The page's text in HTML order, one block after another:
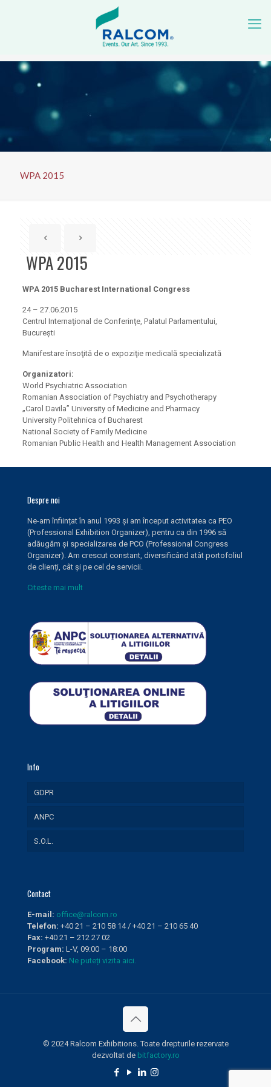
WPA 2015
WPA 2015
WPA 2015 Bucharest International Congress
24 – 27.06.2015
Centrul Internaţional de Conferinţe, Palatul Parlamentului,
Bucureşti
Manifestare însoţită de o expoziţie medicală specializată
Organizatori:
World Psychiatric Association
Romanian Association of Psychiatry and Psychotherapy
„Carol Davila” University of Medicine and Pharmacy
University Politehnica of Bucharest
National Society of Family Medicine
Romanian Public Health and Health Management Association
Despre noi
Ne-am înființat în anul 1993 și am început activitatea ca PEO
(Professional Exhibition Organizer), pentru ca din 1996 să
adăugăm și specializarea de PCO (Professional Congress
Organizer). Am crescut constant, diversificând atât portofoliul
de clienți, cât și pe cel de servicii.
Citeste mai mult
Info
GDPR
ANPC
S.O.L.
Contact
E-mail: office@ralcom.ro
Telefon: +40 21 – 210 58 14 / +40 21 – 210 65 40
Fax: +40 21 – 212 27 02
Program: L-V, 09:00 – 18:00
Facebook: Ne puteți vizita aici.
© 2024 Ralcom Exhibitions. Toate drepturile rezervate
dezvoltat de bitfactory.ro